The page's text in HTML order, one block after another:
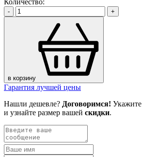
Количество:
- +
в корзину
Гарантия лучшей цены
Нашли дешевле? Договоримся! Укажите
и узнайте размер вашей скидки.